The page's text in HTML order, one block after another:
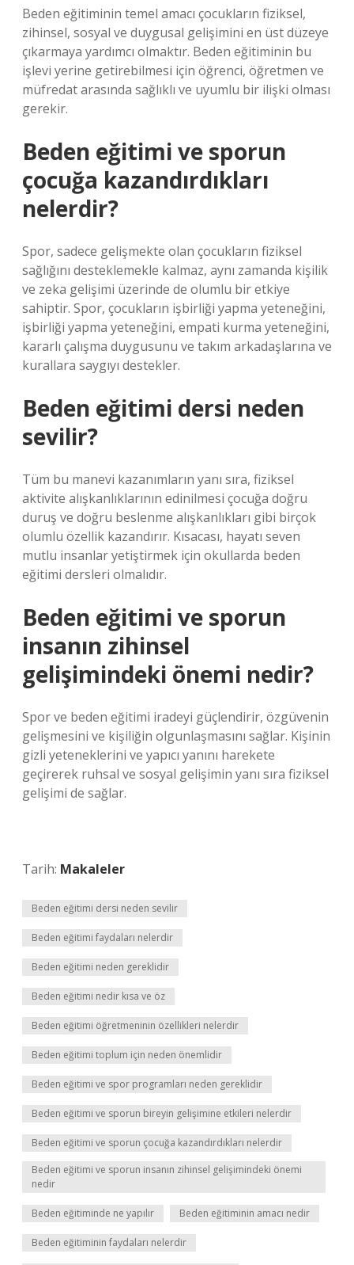
Beden eğitiminin temel amacı çocukların fiziksel,
zihinsel, sosyal ve duygusal gelişimini en üst düzeye
çıkarmaya yardımcı olmaktır. Beden eğitiminin bu
işlevi yerine getirebilmesi için öğrenci, öğretmen ve
müfredat arasında sağlıklı ve uyumlu bir ilişki olması
gerekir.
Beden eğitimi ve sporun
çocuğa kazandırdıkları
nelerdir?
Spor, sadece gelişmekte olan çocukların fiziksel
sağlığını desteklemekle kalmaz, aynı zamanda kişilik
ve zeka gelişimi üzerinde de olumlu bir etkiye
sahiptir. Spor, çocukların işbirliği yapma yeteneğini,
işbirliği yapma yeteneğini, empati kurma yeteneğini,
kararlı çalışma duygusunu ve takım arkadaşlarına ve
kurallara saygıyı destekler.
Beden eğitimi dersi neden
sevilir?
Tüm bu manevi kazanımların yanı sıra, fiziksel
aktivite alışkanlıklarının edinilmesi çocuğa doğru
duruş ve doğru beslenme alışkanlıkları gibi birçok
olumlu özellik kazandırır. Kısacası, hayatı seven
mutlu insanlar yetiştirmek için okullarda beden
eğitimi dersleri olmalıdır.
Beden eğitimi ve sporun
insanın zihinsel
gelişimindeki önemi nedir?
Spor ve beden eğitimi iradeyi güçlendirir, özgüvenin
gelişmesini ve kişiliğin olgunlaşmasını sağlar. Kişinin
gizli yeteneklerini ve yapıcı yanını harekete
geçirerek ruhsal ve sosyal gelişimin yanı sıra fiziksel
gelişimi de sağlar.
Tarih: Makaleler
Beden eğitimi dersi neden sevilir
Beden eğitimi faydaları nelerdir
Beden eğitimi neden gereklidir
Beden eğitimi nedir kısa ve öz
Beden eğitimi öğretmeninin özellikleri nelerdir
Beden eğitimi toplum için neden önemlidir
Beden eğitimi ve spor programları neden gereklidir
Beden eğitimi ve sporun bireyin gelişimine etkileri nelerdir
Beden eğitimi ve sporun çocuğa kazandırdıkları nelerdir
Beden eğitimi ve sporun insanın zihinsel gelişimindeki önemi
nedir
Beden eğitiminde ne yapılır Beden eğitiminin amacı nedir
Beden eğitiminin faydaları nelerdir